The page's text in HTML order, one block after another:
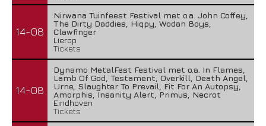
14-08
Nirwana Tuinfeest Festival met o.a. John Coffey,
The Dirty Daddies, Hiqpy, Wodan Boys,
Clawfinger
Lierop
Tickets
14-08
Dynamo MetalFest Festival met o.a. In Flames,
Lamb Of God, Testament, Overkill, Death Angel,
Urne, Slaughter To Prevail, Fit For An Autopsy,
Amorphis, Insanity Alert, Primus, Necrot
Eindhoven
Tickets